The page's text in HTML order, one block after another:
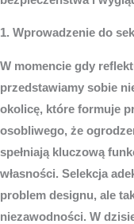
1. Wprowadzenie do
W momencie gdy
przedstawiamy sobie
okolicę, które formuje
osobliwego, że
spełniają kluczową
własności. Selekcja
problem designu, ale
niezawodności. W